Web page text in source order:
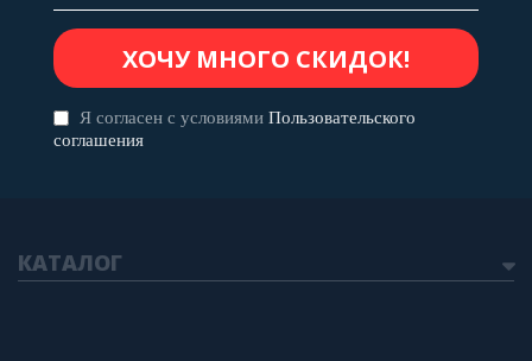
Я согласен с условиями Пользовательского
соглашения
КАТАЛОГ